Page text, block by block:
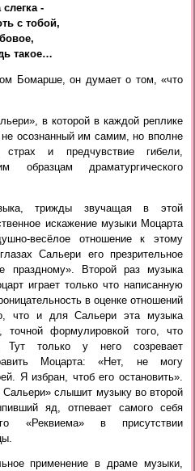
-
с тобой,
Бомарше, он думает о том, «что
в которой в каждой реплике
не осознанный им самим, но вполне
и предчувствие гибели,
образцам драматургического
трижды звучащая в этой
искажение музыки Моцарта
весёлое отношение к этому
Сальери его презрительное
праздному». Второй раз музыка
играет только что написанную
в оценке отношений
что и для Сальери эта музыка
точной формулировкой того, что
только у него созревает
Моцарта: «Нет, не могу
Я избран, чтоб его остановить».
Сальери» слышит музыку во второй
яд, отпевает самого себя
«Реквиема» в присутствии
применение в драме музыки,